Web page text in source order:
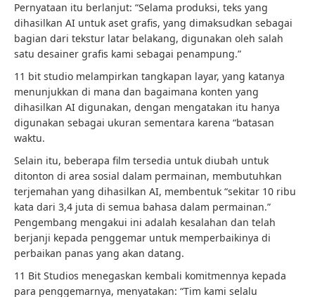
Pernyataan itu berlanjut: “Selama produksi, teks yang
dihasilkan AI untuk aset grafis, yang dimaksudkan sebagai
bagian dari tekstur latar belakang, digunakan oleh salah
satu desainer grafis kami sebagai penampung.”
11 bit studio melampirkan tangkapan layar, yang katanya
menunjukkan di mana dan bagaimana konten yang
dihasilkan AI digunakan, dengan mengatakan itu hanya
digunakan sebagai ukuran sementara karena “batasan
waktu.
Selain itu, beberapa film tersedia untuk diubah untuk
ditonton di area sosial dalam permainan, membutuhkan
terjemahan yang dihasilkan AI, membentuk “sekitar 10 ribu
kata dari 3,4 juta di semua bahasa dalam permainan.”
Pengembang mengakui ini adalah kesalahan dan telah
berjanji kepada penggemar untuk memperbaikinya di
perbaikan panas yang akan datang.
11 Bit Studios menegaskan kembali komitmennya kepada
para penggemarnya, menyatakan: “Tim kami selalu